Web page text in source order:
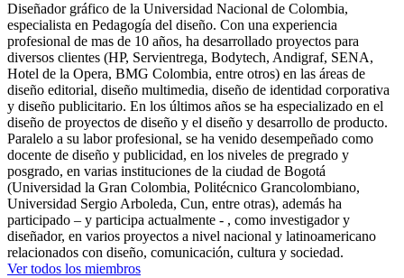
Diseñador gráfico de la Universidad Nacional de Colombia,
especialista en Pedagogía del diseño. Con una experiencia
profesional de mas de 10 años, ha desarrollado proyectos para
diversos clientes (HP, Servientrega, Bodytech, Andigraf, SENA,
Hotel de la Opera, BMG Colombia, entre otros) en las áreas de
diseño editorial, diseño multimedia, diseño de identidad corporativa
y diseño publicitario. En los últimos años se ha especializado en el
diseño de proyectos de diseño y el diseño y desarrollo de producto.
Paralelo a su labor profesional, se ha venido desempeñado como
docente de diseño y publicidad, en los niveles de pregrado y
posgrado, en varias instituciones de la ciudad de Bogotá
(Universidad la Gran Colombia, Politécnico Grancolombiano,
Universidad Sergio Arboleda, Cun, entre otras), además ha
participado – y participa actualmente - , como investigador y
diseñador, en varios proyectos a nivel nacional y latinoamericano
relacionados con diseño, comunicación, cultura y sociedad.
Ver todos los miembros